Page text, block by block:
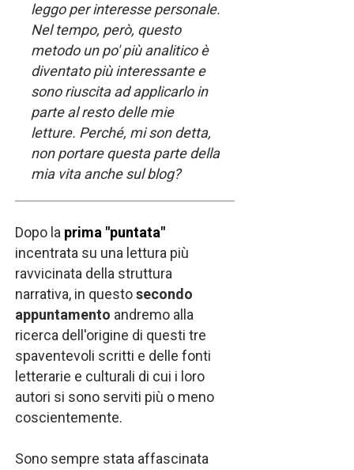
leggo per interesse personale.
Nel tempo, però, questo
metodo un po' più analitico è
diventato più interessante e
sono riuscita ad applicarlo in
parte al resto delle mie
letture. Perché, mi son detta,
non portare questa parte della
mia vita anche sul blog?
Dopo la prima "puntata"
incentrata su una lettura più
ravvicinata della struttura
narrativa, in questosecondo
appuntamento andremo alla
ricerca dell'origine di questi tre
spaventevoli scritti e delle fonti
letterarie e culturali di cui i loro
autori si sono serviti più o meno
coscientemente.
Sono sempre stata affascinata